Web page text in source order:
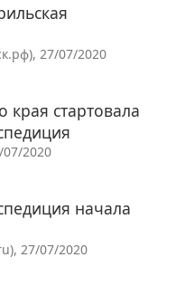
27/07/2020
края стартовала
2020
начала
27/07/2020